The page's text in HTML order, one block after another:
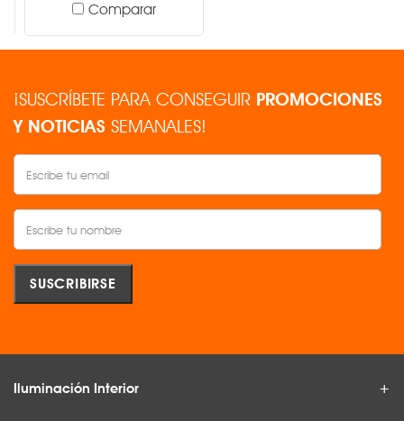
Comparar
¡SUSCRÍBETE PARA CONSEGUIR PROMOCIONES
Y NOTICIAS SEMANALES!
Iluminación Interior